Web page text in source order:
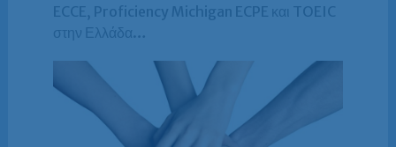
ECCE, Proficiency Michigan ECPE και TOEIC
στην Ελλάδα…